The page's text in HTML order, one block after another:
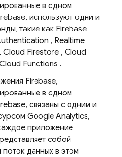
в одном
используют одни и
такие как Firebase
, Realtime
, Cloud Firestore , Cloud
Cloud Functions .
Firebase,
в одном
связаны с одним и
Google Analytics,
приложение
собой
поток данных в этом